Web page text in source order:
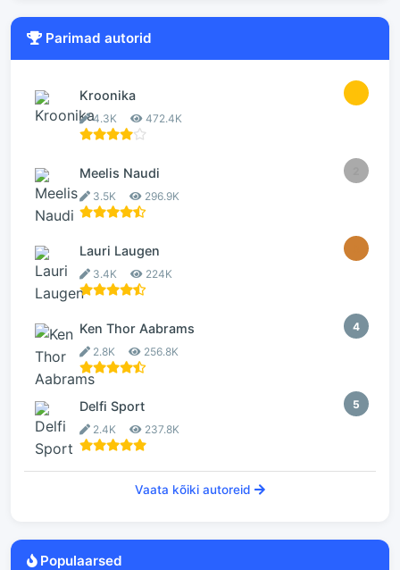
Parimad autorid
Kroonika
4.3K 472.4K
Meelis Naudi
3.5K 296.9K
Lauri Laugen
3.4K 224K
4
Ken Thor Aabrams
2.8K 256.8K
5
Delfi Sport
2.4K 237.8K
Vaata kõiki autoreid
Populaarsed